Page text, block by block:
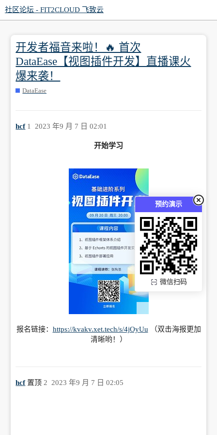
预约演示
微信扫码
社区论坛 - FIT2CLOUD 飞致云
开发者福音来啦！🔥 首次
DataEase【视图插件开发】直播课火
爆来袭！
DataEase
hcf 2023 年9 月 7 日 02:01
1
开始学习
报名链接： https://kvakv.xet.tech/s/4jOyUu （双击海报更加
清晰哟！）
hcf置顶 2023 年9 月 7 日 02:05
2